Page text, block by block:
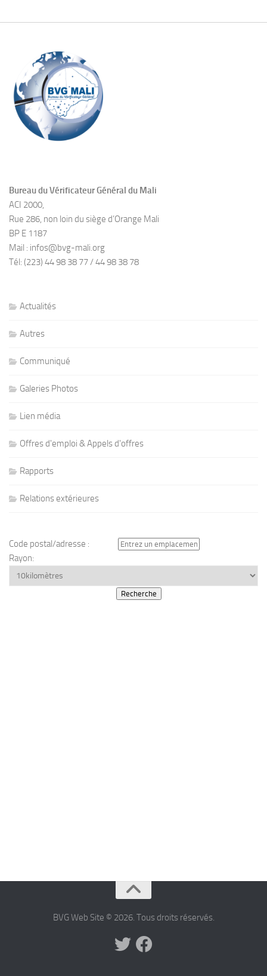
Bureau du Vérificateur Général du Mali
ACI 2000,
Rue 286, non loin du siège d’Orange Mali
BP E 1187
Mail : infos@bvg-mali.org
Tél: (223) 44 98 38 77 / 44 98 38 78
Actualités
Autres
Communiqué
Galeries Photos
Lien média
Offres d'emploi & Appels d'offres
Rapports
Relations extérieures
Code postal/adresse :
Rayon:
BVG Web Site © 2026. Tous droits réservés.